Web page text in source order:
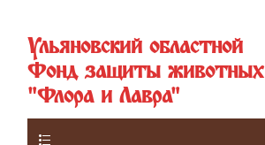
Ульяновский областной
Фонд защиты животных
"Флора и Лавра"